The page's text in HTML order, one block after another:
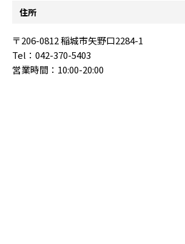
住所
〒206-0812 稲城市矢野口2284-1
Tel：042-370-5403
営業時間：10:00-20:00